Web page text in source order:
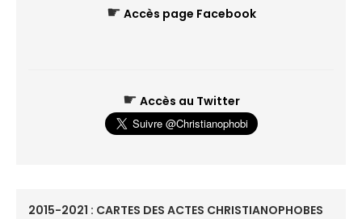
☛ Accès page Facebook
☛ Accès au Twitter
2015-2021 : CARTES DES ACTES CHRISTIANOPHOBES